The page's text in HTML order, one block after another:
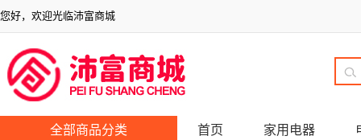
您好，欢迎光临沛富商城
全部商品分类 首页 家用电器